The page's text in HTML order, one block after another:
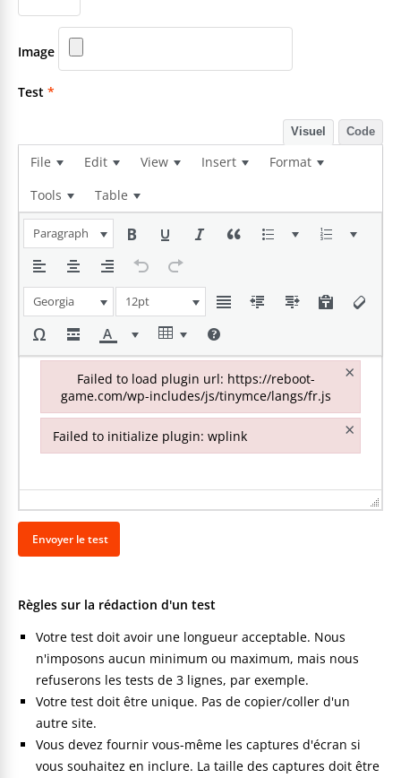
Image
Test *
Visuel Code
File Edit View Insert
Format
Tools
Table
Paragraph
Georgia 12pt
Règles sur la rédaction d'un test
Votre test doit avoir une longueur acceptable. Nous
n'imposons aucun minimum ou maximum, mais nous
refuserons les tests de 3 lignes, par exemple.
Votre test doit être unique. Pas de copier/coller d'un
autre site.
Vous devez fournir vous-même les captures d'écran si
vous souhaitez en inclure. La taille des captures doit être
Failed to load plugin url: https://reboot-
game.com/wp-includes/js/tinymce/langs/fr.js
×
Failed to load plugin url: https://reboot-game.com/wp-
Failed to initialize plugin: wplink
×
Failed to initialize plugin: wplink